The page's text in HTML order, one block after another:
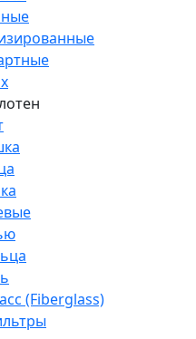
(Fiberglass)